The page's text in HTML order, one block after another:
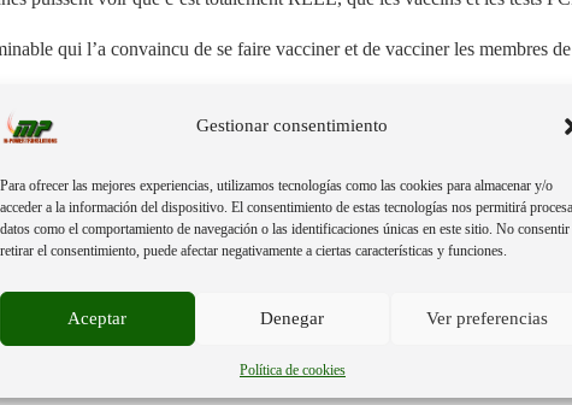
Gestionar consentimiento
Para ofrecer las mejores experiencias, utilizamos tecnologías como las cookies para almacenar y/o
acceder a la información del dispositivo. El consentimiento de estas tecnologías nos permitirá
datos como el comportamiento de navegación o las identificaciones únicas en este sitio. No
retirar el consentimiento, puede afectar negativamente a ciertas características y funciones.
Aceptar Denegar Ver preferencias
Política de cookies
qui l’a convaincu de se faire vacciner et de vacciner les membres
sévère, de sa myocardite, de son magnétisme corporel et de son
bras étant encore en attente.
DIAGNOSTIQUER.
DE BASE, ON NE PEUT PAS COMPRENDRE CE
LA PLUPART DES MÉDECINS INOCULÉS.
DU MONDE EXAMINENT LEURS PATIENTS ET
DE LEUR GOUVERNEMENT.